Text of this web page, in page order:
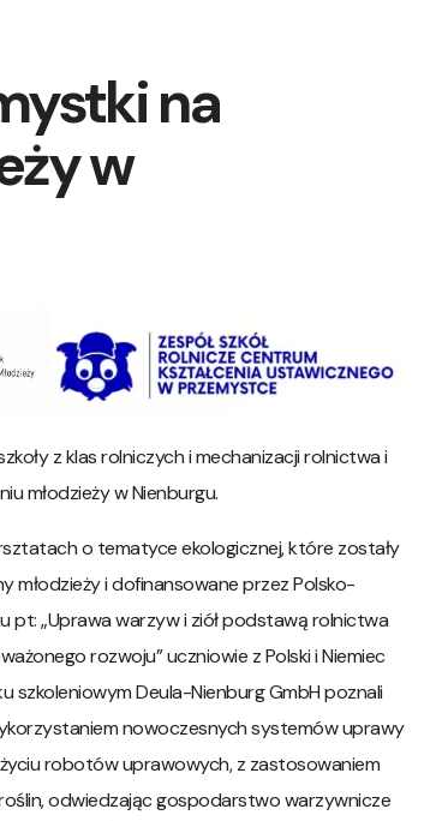
na
w
z klas rolniczych i mechanizacji rolnictwa i
młodzieży w Nienburgu.
o tematyce ekologicznej, które zostały
młodzieży i dofinansowane przez Polsko-
pt: „Uprawa warzyw i ziół podstawą rolnictwa
rozwoju” uczniowie z Polski i Niemiec
Deula-Nienburg GmbH poznali
nowoczesnych systemów uprawy
robotów uprawowych, z zastosowaniem
odwiedzając gospodarstwo warzywnicze